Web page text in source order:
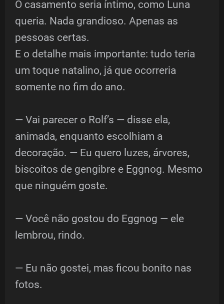
O casamento seria íntimo, como Luna
queria. Nada grandioso. Apenas as
pessoas certas.
E o detalhe mais importante: tudo teria
um toque natalino, já que ocorreria
somente no fim do ano.
— Vai parecer o Rolf’s — disse ela,
animada, enquanto escolhiam a
decoração. — Eu quero luzes, árvores,
biscoitos de gengibre e Eggnog. Mesmo
que ninguém goste.
— Você não gostou do Eggnog — ele
lembrou, rindo.
— Eu não gostei, mas ficou bonito nas
fotos.